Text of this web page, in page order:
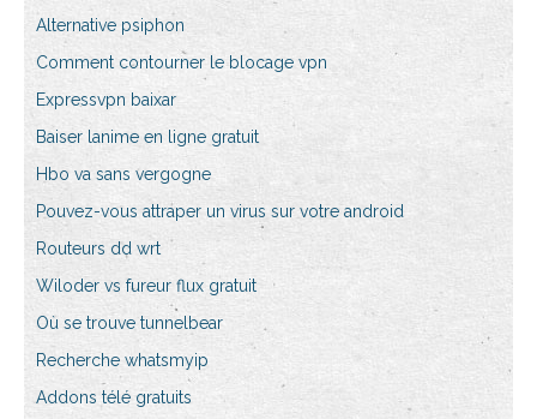
Alternative psiphon
Comment contourner le blocage vpn
Expressvpn baixar
Baiser lanime en ligne gratuit
Hbo va sans vergogne
Pouvez-vous attraper un virus sur votre android
Routeurs dd wrt
Wiloder vs fureur flux gratuit
Où se trouve tunnelbear
Recherche whatsmyip
Addons télé gratuits